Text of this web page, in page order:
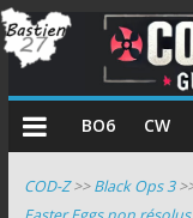
COD
BO6 CW
COD-Z>>Black Ops 3